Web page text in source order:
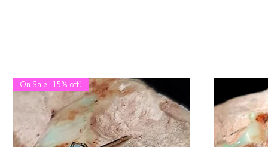
On Sale - 15% off!